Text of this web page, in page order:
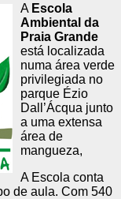
A Escola
Ambiental da
Praia Grande
está localizada
numa área verde
privilegiada no
parque Ézio
Dall’Ácqua junto
a uma extensa
área de
mangueza,
A Escola conta
de aula. Com 540